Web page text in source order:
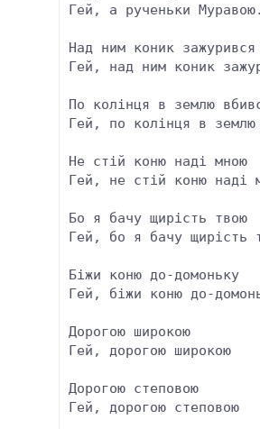
Гей, а рученьки
Над ним коник зажурився
Гей, над ним коник
По колінця в землю
Гей, по колінця в землю
Не стій коню наді мною
Гей, не стій коню наді
Бо я бачу щирість твою
Гей, бо я бачу щирість
Біжи коню до-домоньку
Гей, біжи коню до-
Дорогою широкою
Гей, дорогою широкою
Дорогою степовою
Гей, дорогою степовою